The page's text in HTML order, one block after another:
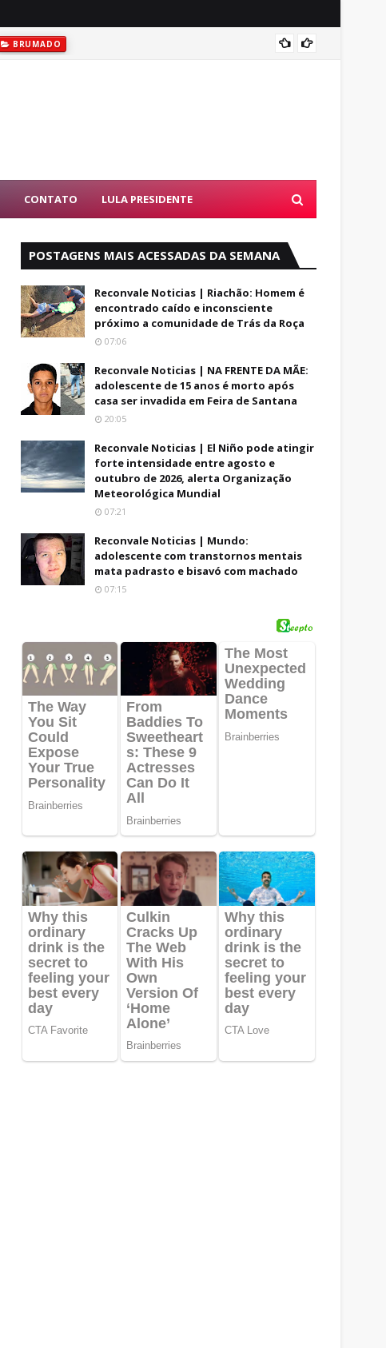
BRUMADO
CONTATO LULA PRESIDENTE
POSTAGENS MAIS ACESSADAS DA SEMANA
Reconvale Noticias | Riachão: Homem é
encontrado caído e inconsciente
próximo a comunidade de Trás da Roça
07:06
Reconvale Noticias | NA FRENTE DA MÃE:
adolescente de 15 anos é morto após
casa ser invadida em Feira de Santana
20:05
Reconvale Noticias | El Niño pode atingir
forte intensidade entre agosto e
outubro de 2026, alerta Organização
Meteorológica Mundial
07:21
Reconvale Noticias | Mundo:
adolescente com transtornos mentais
mata padrasto e bisavó com machado
07:15